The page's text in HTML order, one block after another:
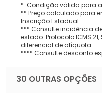
* Condição válida para
** Preço calculado para
Inscrição Estadual.
*** Consulte incidência
estado: Protocolo ICMS
diferencial de alíquota.
**** Consulte desconto
30 OUTRAS OPÇÕES